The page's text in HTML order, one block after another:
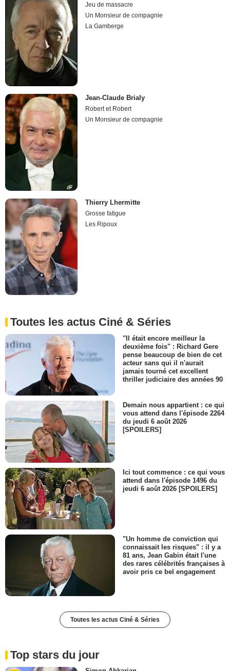
Jeu de massacre
Un Monsieur de compagnie
La Gamberge
Jean-Claude Brialy
Robert et Robert
Un Monsieur de compagnie
Thierry Lhermitte
Grosse fatigue
Les Ripoux
Toutes les actus Ciné & Séries
"Il était encore meilleur la
deuxième fois" : Richard Gere
pense beaucoup de bien de cet
acteur sans qui il n'aurait
jamais tourné cet excellent
thriller judiciaire des années 90
Demain nous appartient : ce qui
vous attend dans l'épisode 2264
du jeudi 6 août 2026
[SPOILERS]
Ici tout commence : ce qui vous
attend dans l'épisode 1496 du
jeudi 6 août 2026 [SPOILERS]
"Un homme de conviction qui
connaissait les risques" : il y a
81 ans, Jean Gabin était l'une
des rares célébrités françaises à
avoir pris ce bel engagement
Toutes les actus Ciné & Séries
Top stars du jour